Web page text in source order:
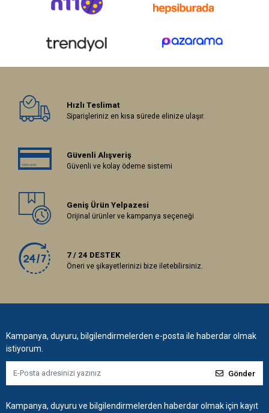
Hızlı Teslimat
Siparişleriniz en kısa sürede elinize ulaşır.
Güvenli Alışveriş
Güvenli ve kolay ödeme sistemi
Geniş Ürün Yelpazesi
Orijinal ürünler ve kampanya seçeneği
7 / 24 DESTEK
Öneri ve şikayetlerinizi bize iletebilirsiniz.
Kampanya, duyuru, bilgilendirmelerden e-posta ile haberdar olmak
istiyorum.
Gönder
Kampanya, duyuru ve bilgilendirmelerden haberdar olmak için kayıt